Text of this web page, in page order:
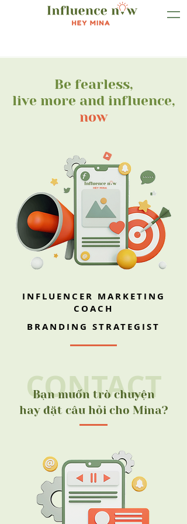
Be fearless,
live more and influence,
now
INFLUENCER MARKETING
COACH
BRANDING STRATEGIST
CONTACT
Bạn muốn trò chuyện
hay đặt câu hỏi cho Mina?